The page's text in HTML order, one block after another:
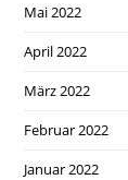
Mai 2022
April 2022
März 2022
Februar 2022
Januar 2022